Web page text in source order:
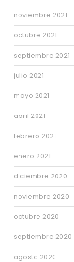
noviembre 2021
octubre 2021
septiembre 2021
julio 2021
mayo 2021
abril 2021
febrero 2021
enero 2021
diciembre 2020
noviembre 2020
octubre 2020
septiembre 2020
agosto 2020